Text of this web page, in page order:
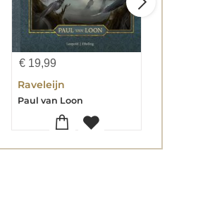
€ 19,99
Raveleijn
Paul van Loon